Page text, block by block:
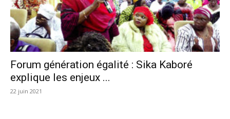
Forum génération égalité : Sika Kaboré
explique les enjeux ...
22 juin 2021